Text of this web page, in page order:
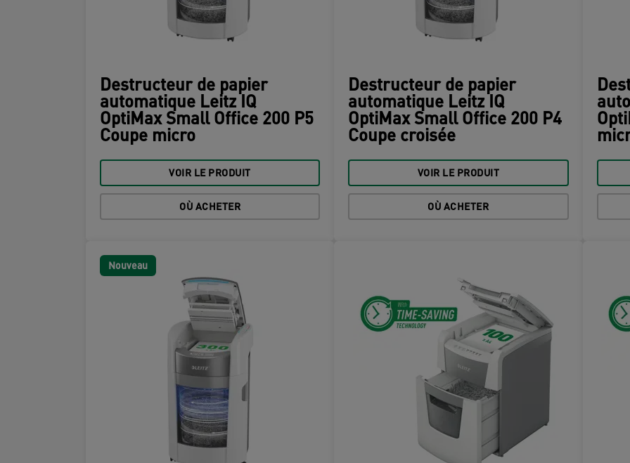
Destructeur de papier
automatique Leitz IQ
OptiMax Small Office 200 P5
Coupe micro
VOIR LE PRODUIT
OÙ ACHETER
Destructeur de papier
automatique Leitz IQ
OptiMax Small Office 200 P4
Coupe croisée
VOIR LE PRODUIT
OÙ ACHETER
Nouveau